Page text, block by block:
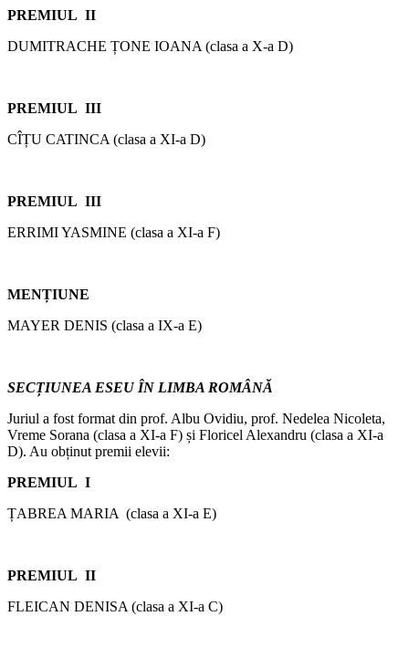
PREMIUL II
DUMITRACHE ȚONE IOANA (clasa a X-a D)
PREMIUL III
CÎȚU CATINCA (clasa a XI-a D)
PREMIUL III
ERRIMI YASMINE (clasa a XI-a F)
MENȚIUNE
MAYER DENIS (clasa a IX-a E)
SECȚIUNEA ESEU ÎN LIMBA ROMÂNĂ
Juriul a fost format din prof. Albu Ovidiu, prof. Nedelea Nicoleta,
Vreme Sorana (clasa a XI-a F) și Floricel Alexandru (clasa a XI-a
D). Au obținut premii elevii:
PREMIUL I
ȚABREA MARIA (clasa a XI-a E)
PREMIUL II
FLEICAN DENISA (clasa a XI-a C)